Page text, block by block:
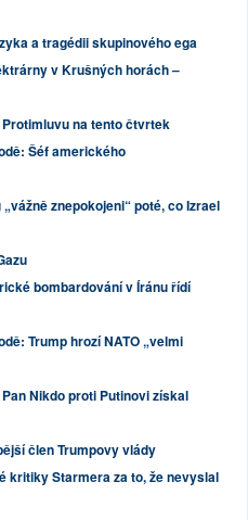
a tragédii skupinového ega
v Krušných horách –
na tento čtvrtek
Šéf amerického
znepokojeni“ poté, co Izrael
bombardování v Íránu řídí
Trump hrozí NATO „velmi
Nikdo proti Putinovi získal
člen Trumpovy vlády
kritiky Starmera za to, že nevyslal